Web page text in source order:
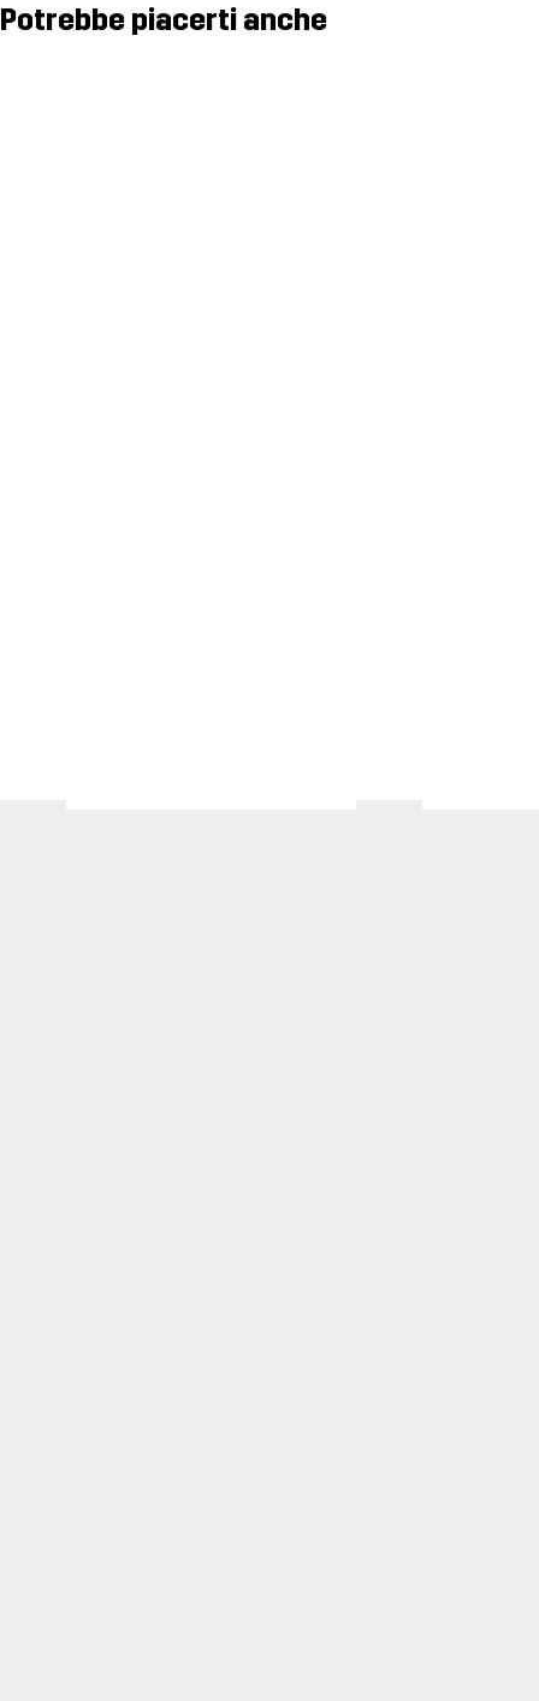
Potrebbe piacerti anche